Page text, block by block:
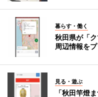
暮らす・働く
秋田県が「
周辺情報を
見る・遊ぶ
「秋田竿燈